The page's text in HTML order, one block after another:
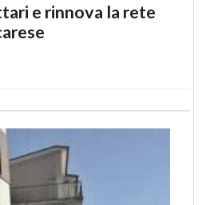
e rinnova la rete